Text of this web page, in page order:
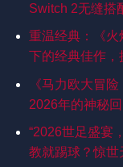
Switch 2无缝搭
重温经典：《
下的经典佳作，
《马力欧大冒
2026年的神秘回
“2026世足盛宴
教就踢球？惊世